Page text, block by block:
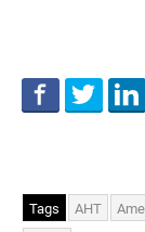
Tags AHT